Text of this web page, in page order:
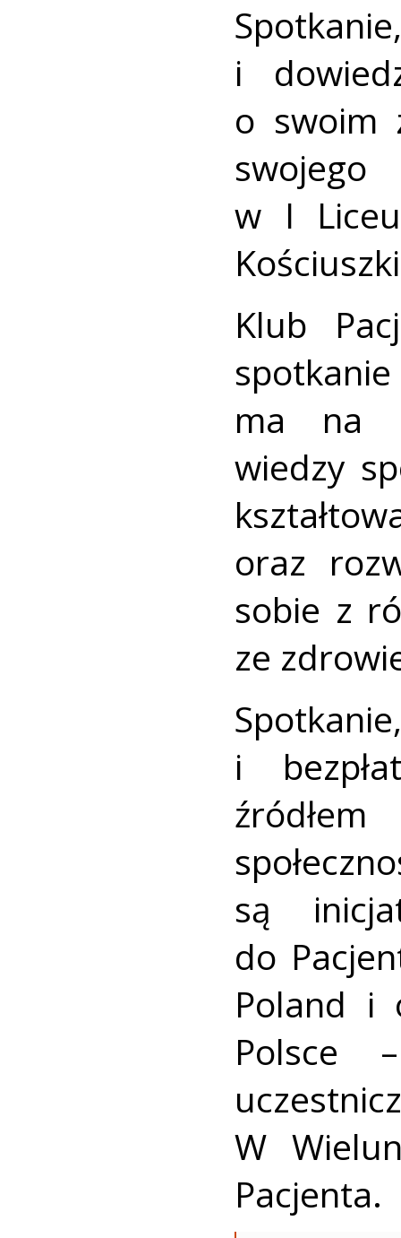
i
o swoim
w I
Klub
ma na
wiedzy
oraz
sobie z
ze
i
są
do
Poland i
Polsce
W
Pacjenta.